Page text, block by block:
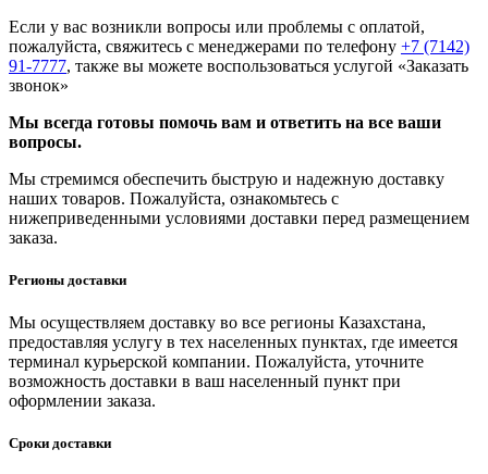
Если у вас возникли вопросы или проблемы с оплатой,
пожалуйста, свяжитесь с менеджерами по телефону +7 (7142)
91-7777, также вы можете воспользоваться услугой «Заказать
звонок»
Мы всегда готовы помочь вам и ответить на все ваши
вопросы.
Мы стремимся обеспечить быструю и надежную доставку
наших товаров. Пожалуйста, ознакомьтесь с
нижеприведенными условиями доставки перед размещением
заказа.
Регионы доставки
Мы осуществляем доставку во все регионы Казахстана,
предоставляя услугу в тех населенных пунктах, где имеется
терминал курьерской компании. Пожалуйста, уточните
возможность доставки в ваш населенный пункт при
оформлении заказа.
Сроки доставки